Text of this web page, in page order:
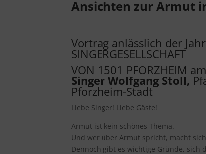
Ansichten zur Armut
Vortrag anlässlich der
SINGERGESELLSCHAFT
VON 1501 PFORZHEIM
Singer Wolfgang Stoll,
Pforzheim-Stadt
Liebe Singer! Liebe Gäste!
Armut ist kein schönes Thema.
Und wer über Armut spricht, macht
Dennoch gibt es wichtige Gründe, sich